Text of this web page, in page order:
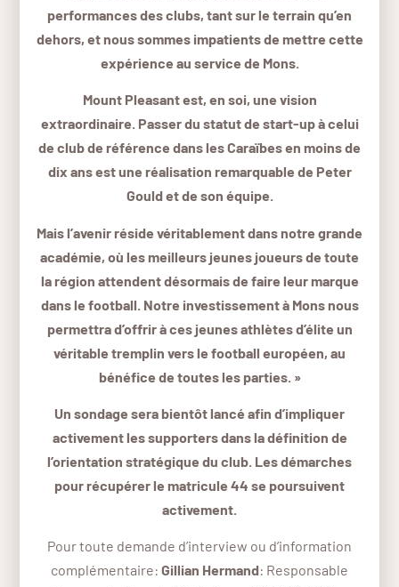
performances des clubs, tant sur le terrain qu’en
dehors, et nous sommes impatients de mettre cette
expérience au service de Mons.
Mount Pleasant est, en soi, une vision
extraordinaire. Passer du statut de start-up à celui
de club de référence dans les Caraïbes en moins de
dix ans est une réalisation remarquable de Peter
Gould et de son équipe.
Mais l’avenir réside véritablement dans notre grande
académie, où les meilleurs jeunes joueurs de toute
la région attendent désormais de faire leur marque
dans le football. Notre investissement à Mons nous
permettra d’offrir à ces jeunes athlètes d’élite un
véritable tremplin vers le football européen, au
bénéfice de toutes les parties. »
Un sondage sera bientôt lancé afin d’impliquer
activement les supporters dans la définition de
l’orientation stratégique du club. Les démarches
pour récupérer le matricule 44 se poursuivent
activement.
Pour toute demande d’interview ou d’information
complémentaire: Gillian Hermand: Responsable